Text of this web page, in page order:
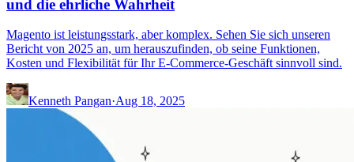
und die ehrliche Wahrheit
Magento ist leistungsstark, aber komplex. Sehen Sie sich unseren
Bericht von 2025 an, um herauszufinden, ob seine Funktionen,
Kosten und Flexibilität für Ihr E-Commerce-Geschäft sinnvoll sind.
Kenneth Pangan·Aug 18, 2025